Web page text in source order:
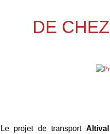
DE
Le projet de transport Altival